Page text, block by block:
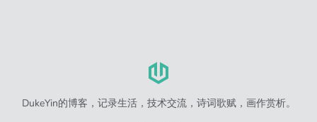
DukeYin的博客，记录生活，技术交流，诗词歌赋，画作赏析。